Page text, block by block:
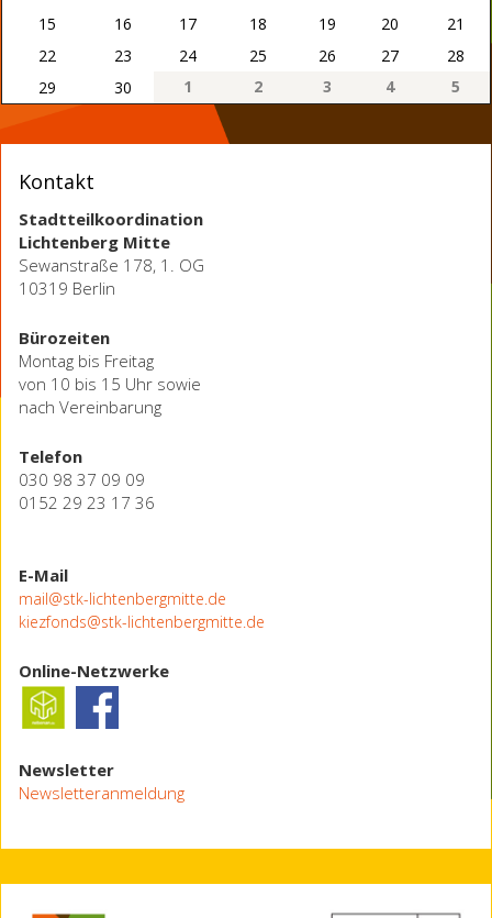
15
16 17 18 19 20
21
22
23 24 25 26 27
28
29
30 1 2 3 4 5
Kontakt
Stadtteilkoordination
Lichtenberg Mitte
Sewanstraße 178, 1. OG
10319 Berlin
Bürozeiten
Montag bis Freitag
von 10 bis 15 Uhr sowie
nach Vereinbarung
Telefon
030 98 37 09 09
0152 29 23 17 36
E-Mail
mail@stk-lichtenbergmitte.de
kiezfonds@stk-lichtenbergmitte.de
Online-Netzwerke
Newsletter
Newsletteranmeldung